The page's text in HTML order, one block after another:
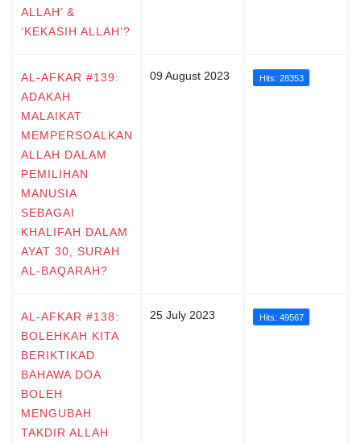
ALLAH’ &
‘KEKASIH ALLAH’?
AL-AFKAR #139:
ADAKAH
MALAIKAT
MEMPERSOALKAN
ALLAH DALAM
PEMILIHAN
MANUSIA
SEBAGAI
KHALIFAH DALAM
AYAT 30, SURAH
AL-BAQARAH?
09 August 2023 Hits: 28353
AL-AFKAR #138:
BOLEHKAH KITA
BERIKTIKAD
BAHAWA DOA
BOLEH
MENGUBAH
TAKDIR ALLAH
25 July 2023 Hits: 49567